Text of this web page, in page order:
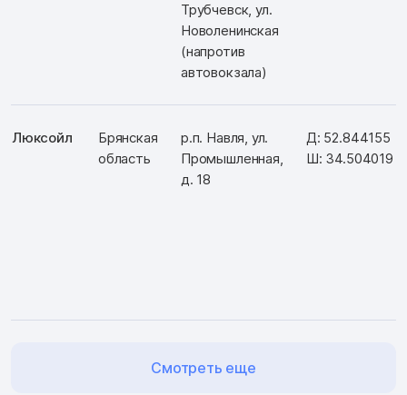
Трубчевск, ул.
Новоленинская
(напротив
автовокзала)
Люксойл
Брянская
область
р.п. Навля, ул.
Промышленная,
д. 18
Д: 52.844155
Ш: 34.504019
Смотреть еще